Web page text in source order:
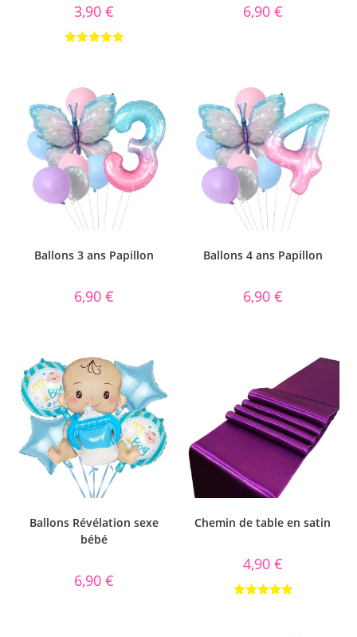
3,90€ 6,90 €
Ballons 3 ans Papillon
6,90€
Ballons 4 ans Papillon
6,90 €
Ballons Révélation sexe
bébé
6,90€
Chemin de table en satin
4,90 €